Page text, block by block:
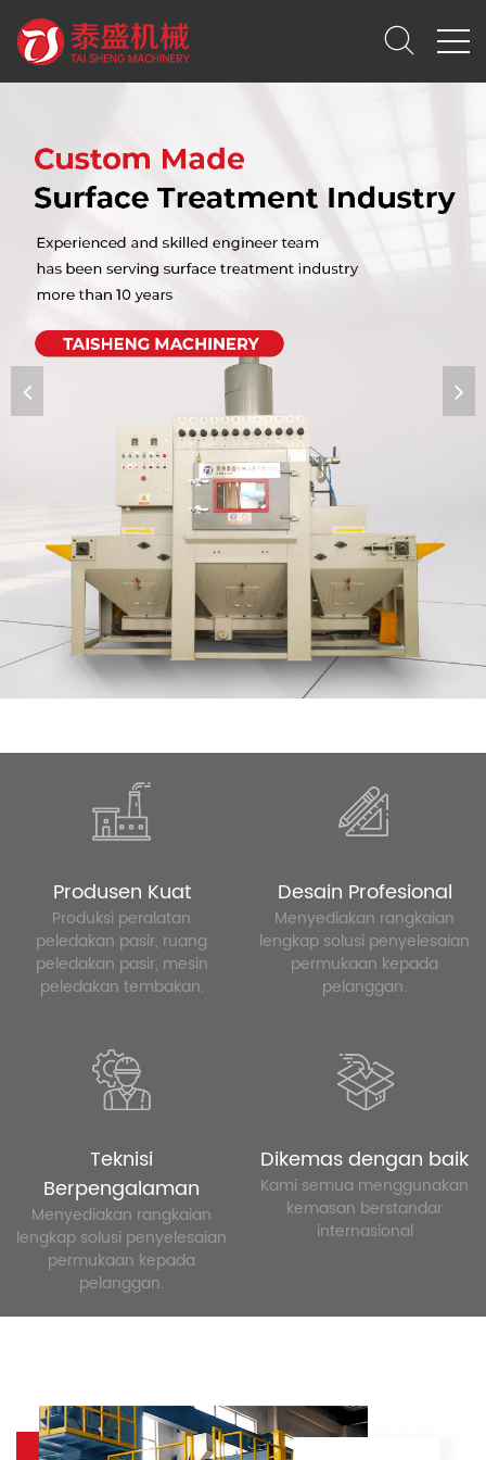
Produsen Kuat
Produksi peralatan
peledakan pasir, ruang
peledakan pasir, mesin
peledakan tembakan.
Desain Profesional
Menyediakan rangkaian
lengkap solusi penyelesaian
permukaan kepada
pelanggan.
Teknisi
Berpengalaman
Menyediakan rangkaian
lengkap solusi penyelesaian
permukaan kepada
pelanggan.
Dikemas dengan baik
Kami semua menggunakan
kemasan berstandar
internasional